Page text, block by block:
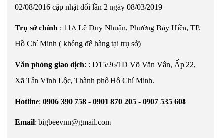
02/08/2016 cập nhật đổi lần 2 ngày 08/03/2019
Trụ sở chính : 11A Lê Duy Nhuận, Phường Bảy Hiền, TP.
Hồ Chí Minh ( không để hàng tại trụ sở)
Văn phòng giao dịch: : D15/26/1D Võ Văn Vân, Ấp 22,
Xã Tân Vĩnh Lộc, Thành phố Hồ Chí Minh.
Hotline: 0906 390 758 - 0901 870 205 - 0907 535 608
Email: bigbeevnn@gmail.com